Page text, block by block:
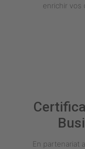
enrichir vos
En partenariat